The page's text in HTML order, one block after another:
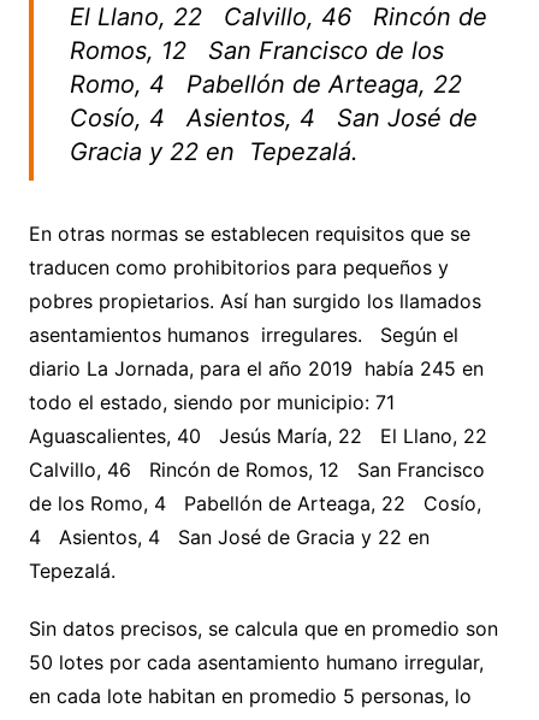
El Llano, 22 Calvillo, 46 Rincón de
Romos, 12 San Francisco de los
Romo, 4 Pabellón de Arteaga, 22
Cosío, 4 Asientos, 4 San José de
Gracia y 22 en Tepezalá.
En otras normas se establecen requisitos que se
traducen como prohibitorios para pequeños y
pobres propietarios. Así han surgido los llamados
asentamientos humanos irregulares. Según el
diario La Jornada, para el año 2019 había 245 en
todo el estado, siendo por municipio: 71
Aguascalientes, 40 Jesús María, 22 El Llano, 22
Calvillo, 46 Rincón de Romos, 12 San Francisco
de los Romo, 4 Pabellón de Arteaga, 22 Cosío,
4 Asientos, 4 San José de Gracia y 22 en
Tepezalá.
Sin datos precisos, se calcula que en promedio son
50 lotes por cada asentamiento humano irregular,
en cada lote habitan en promedio 5 personas, lo